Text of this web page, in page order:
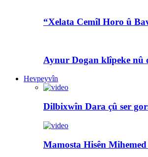
“Xelata Cemîl Horo û
Aynur Dogan klîpeke nû
Hevpeyvîn
Dilbixwîn Dara çû ser
Mamosta Hisên